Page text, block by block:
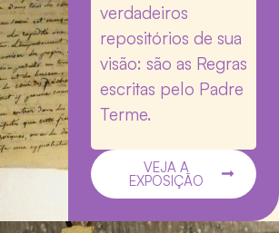
verdadeiros
repositórios de sua
visão: são as Regras
escritas pelo Padre
Terme.
VEJA A
EXPOSIÇÃO